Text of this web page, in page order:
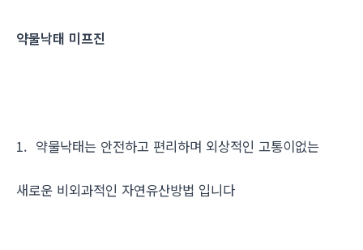
약물낙태 미프진
1. 약물낙태는 안전하고 편리하며 외상적인 고통이없는
새로운 비외과적인 자연유산방법 입니다